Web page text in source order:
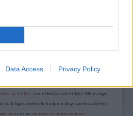
Data Access Privacy Policy
címe:
technikai üzemeltetője semmilyen felelősséget
Kifogás esetén forduljon a blog szerkesztőjéhez.
és azadatvédelmi tájékoztatóban